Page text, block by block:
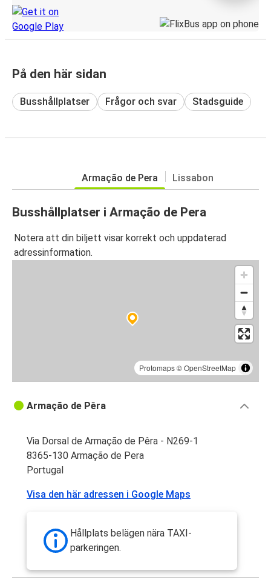
På den här sidan
Busshållplatser Frågor och svar Stadsguide
Armação de Pera Lissabon
Busshållplatser i Armação de Pera
Notera att din biljett visar korrekt och uppdaterad
adressinformation.
Protomaps©OpenStreetMap
Armação de Pêra
Via Dorsal de Armação de Pêra - N269-1
8365-130 Armação de Pera
Portugal
Visa den här adressen i Google Maps
Hållplats belägen nära TAXI-
parkeringen.